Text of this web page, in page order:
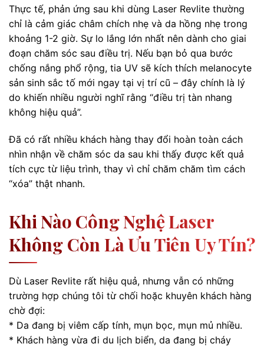
Thực tế, phản ứng sau khi dùng Laser Revlite thường
chỉ là cảm giác châm chích nhẹ và da hồng nhẹ trong
khoảng 1-2 giờ. Sự lo lắng lớn nhất nên dành cho giai
đoạn chăm sóc sau điều trị. Nếu bạn bỏ qua bước
chống nắng phổ rộng, tia UV sẽ kích thích melanocyte
sản sinh sắc tố mới ngay tại vị trí cũ – đây chính là lý
do khiến nhiều người nghĩ rằng “điều trị tàn nhang
không hiệu quả”.
Đã có rất nhiều khách hàng thay đổi hoàn toàn cách
nhìn nhận về chăm sóc da sau khi thấy được kết quả
tích cực từ liệu trình, thay vì chỉ chăm chăm tìm cách
“xóa” thật nhanh.
Khi Nào Công Nghệ Laser
Không Còn Là Ưu Tiên Uy Tín?
Dù Laser Revlite rất hiệu quả, nhưng vẫn có những
trường hợp chúng tôi từ chối hoặc khuyên khách hàng
chờ đợi:
* Da đang bị viêm cấp tính, mụn bọc, mụn mủ nhiều.
* Khách hàng vừa đi du lịch biển, da đang bị cháy